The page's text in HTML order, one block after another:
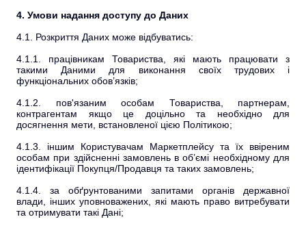
4. Умови надання доступу до Даних
4.1. Розкриття Даних може відбуватись:
4.1.1. працівникам Товариства, які мають працювати з
такими Даними для виконання своїх трудових і
функціональних обов’язків;
4.1.2. пов'язаним особам Товариства, партнерам,
контрагентам якщо це доцільно та необхідно для
досягнення мети, встановленої цією Політикою;
4.1.3. іншим Користувачам Маркетплейсу та їх ввіреним
особам при здійсненні замовлень в об’ємі необхідному для
ідентифікації Покупця/Продавця та таких замовлень;
4.1.4. за обґрунтованими запитами органів державної
влади, інших уповноважених, які мають право витребувати
та отримувати такі Дані;